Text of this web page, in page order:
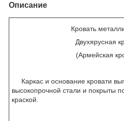
Описание
Кровать
Двухярусная
(Армейская
Каркас и основание кровати
высокопрочной стали и покрыты
краской.